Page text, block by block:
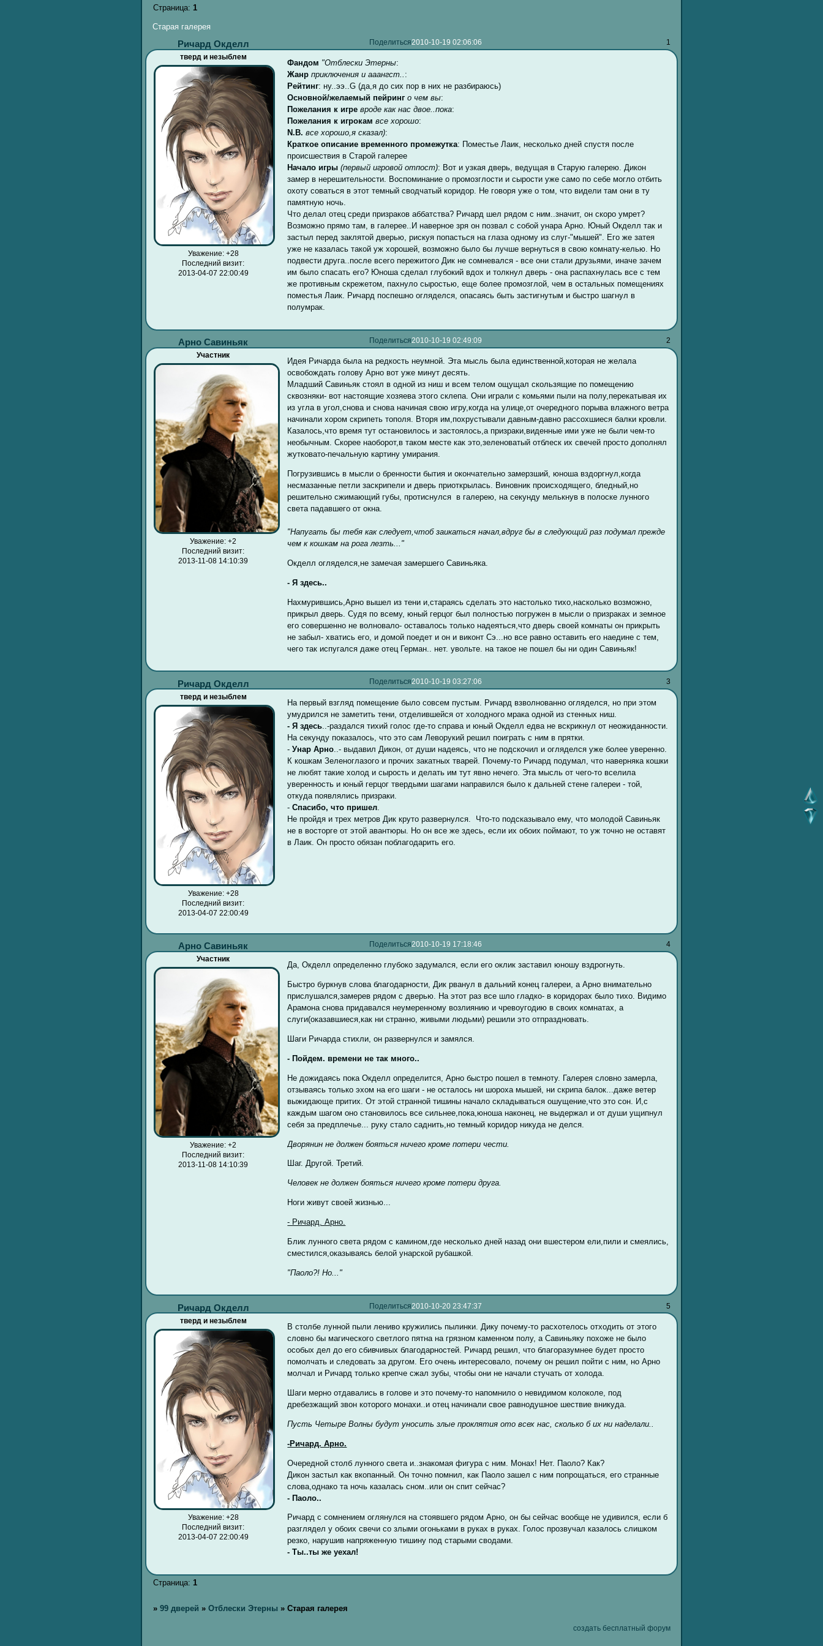
Старая галерея
Страница: 1
Поделиться 1
2010-10-19 02:06:06
Ричард Окделл
тверд и незыблем
Уважение: +28
Последний визит:
2013-04-07 22:00:49
Фандом "Отблески Этерны:
Жанр приключения и ааангст.. :
Рейтинг: ну..ээ..G (да,я до сих пор в них не разбираюсь)
Основной/желаемый пейринг о чем вы:
Пожелания к игре вроде как нас двое..пока:
Пожелания к игрокам все хорошо:
N.B. все хорошо,я сказал):
Краткое описание временного промежутка: Поместье Лаик, несколько дней спустя после
происшествия в Старой галерее
Начало игры (первый игровой отпост): Вот и узкая дверь, ведущая в Старую галерею. Дикон
замер в нерешительности. Воспоминание о промозглости и сырости уже само по себе могло отбить
охоту соваться в этот темный сводчатый коридор. Не говоря уже о том, что видели там они в ту
памятную ночь.
Что делал отец среди призраков аббатства? Ричард шел рядом с ним..значит, он скоро умрет?
Возможно прямо там, в галерее..И наверное зря он позвал с собой унара Арно. Юный Окделл так и
застыл перед заклятой дверью, рискуя попасться на глаза одному из слуг-"мышей". Его же затея
уже не казалась такой уж хорошей, возможно было бы лучше вернуться в свою комнату-келью. Но
подвести друга..после всего пережитого Дик не сомневался - все они стали друзьями, иначе зачем
им было спасать его? Юноша сделал глубокий вдох и толкнул дверь - она распахнулась все с тем
же противным скрежетом, пахнуло сыростью, еще более промозглой, чем в остальных помещениях
поместья Лаик. Ричард поспешно огляделся, опасаясь быть застигнутым и быстро шагнул в
полумрак.
Поделиться 2
2010-10-19 02:49:09
Арно Савиньяк
Участник
Уважение: +2
Последний визит:
2013-11-08 14:10:39
Идея Ричарда была на редкость неумной. Эта мысль была единственной,которая не желала
освобождать голову Арно вот уже минут десять.
Младший Савиньяк стоял в одной из ниш и всем телом ощущал скользящие по помещению
сквозняки- вот настоящие хозяева этого склепа. Они играли с комьями пыли на полу,перекатывая их
из угла в угол,снова и снова начиная свою игру,когда на улице,от очередного порыва влажного ветра
начинали хором скрипеть тополя. Вторя им,похрустывали давным-давно рассохшиеся балки кровли.
Казалось,что время тут остановилось и застоялось,а призраки,виденные ими уже не были чем-то
необычным. Скорее наоборот,в таком месте как это,зеленоватый отблеск их свечей просто дополнял
жутковато-печальную картину умирания.
Погрузившись в мысли о бренности бытия и окончательно замерзший, юноша вздоргнул,когда
несмазанные петли заскрипели и дверь приоткрылась. Виновник происходящего, бледный,но
решительно сжимающий губы, протиснулся в галерею, на секунду мелькнув в полоске лунного
света падавшего от окна.
"Напугать бы тебя как следует,чтоб заикаться начал,вдруг бы в следующий раз подумал прежде
чем к кошкам на рога лезть..."
Окделл огляделся,не замечая замершего Савиньяка.
- Я здесь..
Нахмурившись,Арно вышел из тени и,стараясь сделать это настолько тихо,насколько возможно,
прикрыл дверь. Судя по всему, юный герцог был полностью погружен в мысли о призраках и земное
его совершенно не волновало- оставалось только надеяться,что дверь своей комнаты он прикрыть
не забыл- хватись его, и домой поедет и он и виконт Сэ...но все равно оставить его наедине с тем,
чего так испугался даже отец Герман.. нет. увольте. на такое не пошел бы ни один Савиньяк!
Поделиться 3
2010-10-19 03:27:06
Ричард Окделл
тверд и незыблем
Уважение: +28
Последний визит:
2013-04-07 22:00:49
На первый взгляд помещение было совсем пустым. Ричард взволнованно огляделся, но при этом
умудрился не заметить тени, отделившейся от холодного мрака одной из стенных ниш.
- Я здесь ..-раздался тихий голос где-то справа и юный Окделл едва не вскрикнул от неожиданности.
На секунду показалось, что это сам Леворукий решил поиграть с ним в прятки.
-Унар Арно ..- выдавил Дикон, от души надеясь, что не подскочил и огляделся уже более уверенно.
К кошкам Зеленоглазого и прочих закатных тварей. Почему-то Ричард подумал, что наверняка кошки
не любят такие холод и сырость и делать им тут явно нечего. Эта мысль от чего-то вселила
уверенность и юный герцог твердыми шагами направился было к дальней стене галереи - той,
откуда появлялись призраки.
-Спасибо, что пришел
Не пройдя и трех метров Дик круто развернулся. Что-то подсказывало ему, что молодой Савиньяк
не в восторге от этой авантюры. Но он все же здесь, если их обоих поймают, то уж точно не оставят
в Лаик. Он просто обязан поблагодарить его.
Поделиться 4
2010-10-19 17:18:46
Арно Савиньяк
Участник
Уважение: +2
Последний визит:
2013-11-08 14:10:39
Да, Окделл определенно глубоко задумался, если его оклик заставил юношу вздрогнуть.
Быстро буркнув слова благодарности, Дик рванул в дальний конец галереи, а Арно внимательно
прислушался,замерев рядом с дверью. На этот раз все шло гладко- в коридорах было тихо. Видимо
Арамона снова придавался неумеренному возлиянию и чревоугодию в своих комнатах, а
слуги(оказавшиеся,как ни странно, живыми людьми) решили это отпраздновать.
Шаги Ричарда стихли, он развернулся и замялся.
- Пойдем. времени не так много..
Не дожидаясь пока Окделл определится, Арно быстро пошел в темноту. Галерея словно замерла,
отзываясь только эхом на его шаги - не осталось ни шороха мышей, ни скрипа балок...даже ветер
выжидающе притих. От этой странной тишины начало складываться ошущение,что это сон. И,с
каждым шагом оно становилось все сильнее,пока,юноша наконец, не выдержал и от души ущипнул
себя за предплечье... руку стало саднить,но темный коридор никуда не делся.
Дворянин не должен бояться ничего кроме потери чести.
Шаг. Другой. Третий.
Человек не должен бояться ничего кроме потери друга.
Ноги живут своей жизнью...
- Ричард. Арно.
Блик лунного света рядом с камином,где несколько дней назад они вшестером ели,пили и смеялись,
сместился,оказываясь белой унарской рубашкой.
"Паоло?! Но..."
Поделиться 5
2010-10-20 23:47:37
Ричард Окделл
тверд и незыблем
Уважение: +28
Последний визит:
2013-04-07 22:00:49
В столбе лунной пыли лениво кружились пылинки. Дику почему-то расхотелось отходить от этого
словно бы магического светлого пятна на грязном каменном полу, а Савиньяку похоже не было
особых дел до его сбивчивых благодарностей. Ричард решил, что благоразумнее будет просто
помолчать и следовать за другом. Его очень интересовало, почему он решил пойти с ним, но Арно
молчал и Ричард только крепче сжал зубы, чтобы они не начали стучать от холода.
Шаги мерно отдавались в голове и это почему-то напомнило о невидимом колоколе, под
дребезжащий звон которого монахи..и отец начинали свое равнодушное шествие вникуда.
Пусть Четыре Волны будут уносить злые проклятия ото всех нас, сколько б их ни наделали..
-Ричард. Арно.
Очередной столб лунного света и..знакомая фигура с ним. Монах! Нет. Паоло? Как?
Дикон застыл как вкопанный. Он точно помнил, как Паоло зашел с ним попрощаться, его странные
слова,однако та ночь казалась сном..или он спит сейчас?
- Паоло..
Ричард с сомнением оглянулся на стоявшего рядом Арно, он бы сейчас вообще не удивился, если б
разглядел у обоих свечи со злыми огоньками в руках в руках. Голос прозвучал казалось слишком
резко, нарушив напряженную тишину под старыми сводами.
- Ты..ты же уехал!
Страница: 1
» 99 дверей » Отблески Этерны » Старая галерея
создать бесплатный форум